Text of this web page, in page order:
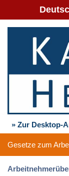
» Zur Desktop-
Gesetze zum